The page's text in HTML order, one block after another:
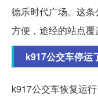
德乐时代广场。这
方便，途经的站点覆
k917公交车停运
k917公交车恢复运